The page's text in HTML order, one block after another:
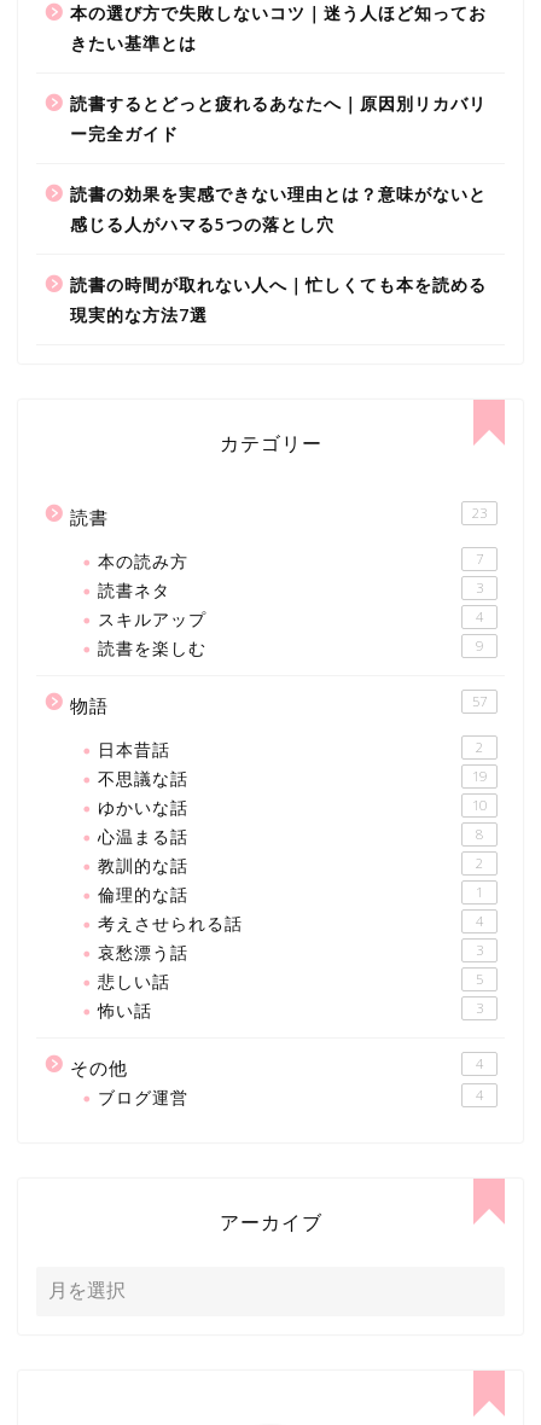
本の選び方で失敗しないコツ｜迷う人ほど知ってお
きたい基準とは
読書するとどっと疲れるあなたへ｜原因別リカバリ
ー完全ガイド
読書の効果を実感できない理由とは？意味がないと
感じる人がハマる5つの落とし穴
読書の時間が取れない人へ｜忙しくても本を読める
現実的な方法7選
カテゴリー
読書 23
本の読み方 7
読書ネタ 3
スキルアップ 4
読書を楽しむ 9
物語 57
日本昔話 2
不思議な話 19
ゆかいな話 10
心温まる話 8
教訓的な話 2
倫理的な話 1
考えさせられる話 4
哀愁漂う話 3
悲しい話 5
怖い話 3
その他 4
ブログ運営 4
アーカイブ